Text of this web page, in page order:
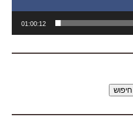
01:00:12
חיפוש